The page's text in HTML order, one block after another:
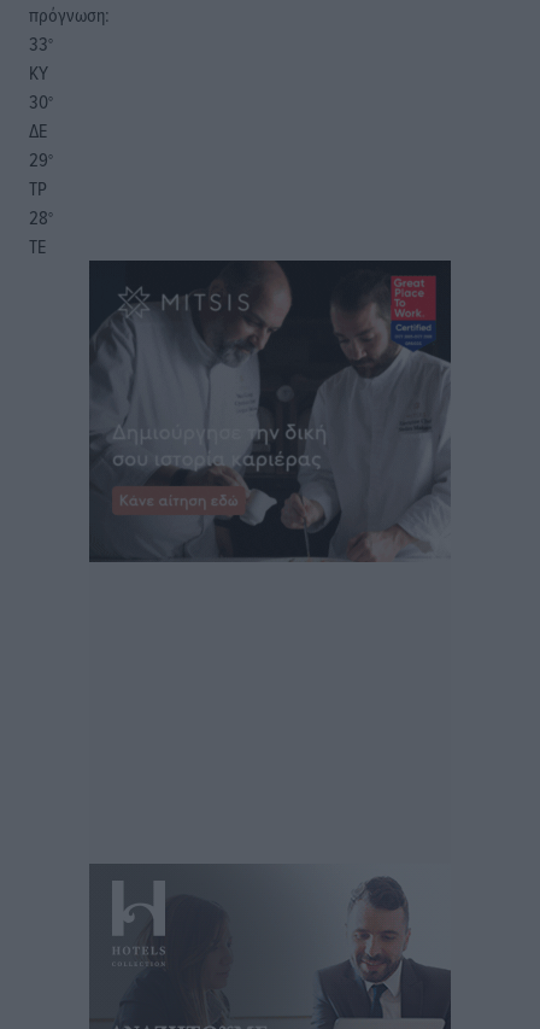
πρόγνωση:
33°
ΚΥ
30°
ΔΕ
29°
ΤΡ
28°
ΤΕ